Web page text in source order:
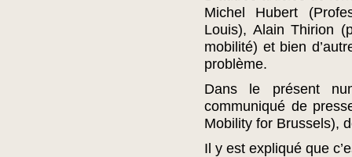
Michel Hubert
Louis), Alain Thirion
mobilité) et bien
problème.
Dans le présent
communiqué de
Mobility for Brussels),
Il y est expliqué que